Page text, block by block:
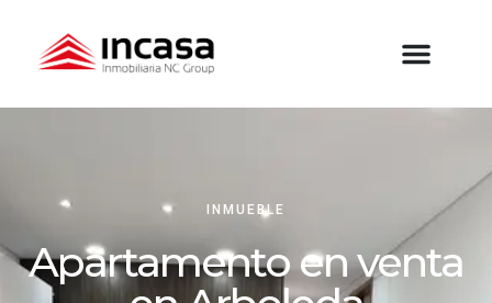
INMUEBLE
Apartamento en venta